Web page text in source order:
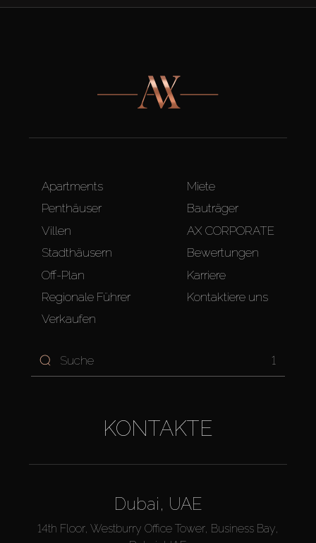
Apartments
Penthäuser
Villen
Stadthäusern
Off-Plan
Regionale Führer
Verkaufen
Miete
Bauträger
AX CORPORATE
Bewertungen
Karriere
Kontaktiere uns
1
KONTAKTE
Dubai, UAE
14th Floor, Westburry Office Tower, Business Bay,